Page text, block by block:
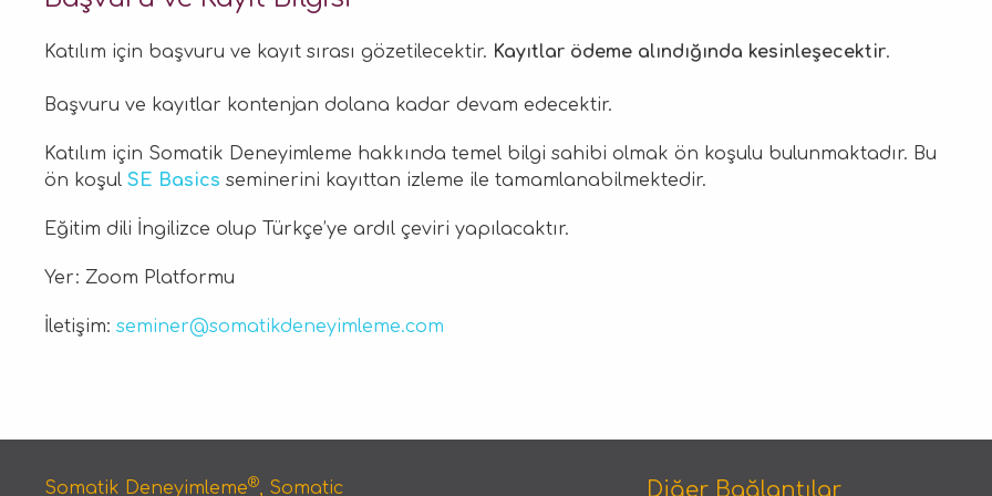
Katılım için başvuru ve kayıt sırası gözetilecektir. Kayıtlar ödeme alındığında kesinleşecektir.
Başvuru ve kayıtlar kontenjan dolana kadar devam edecektir.
Katılım için Somatik Deneyimleme hakkında temel bilgi sahibi olmak ön koşulu bulunmaktadır. Bu
ön koşul SE Basics seminerini kayıttan izleme ile tamamlanabilmektedir.
Eğitim dili İngilizce olup Türkçe’ye ardıl çeviri yapılacaktır.
Yer: Zoom Platformu
İletişim: seminer@somatikdeneyimleme.com
Diğer Bağlantılar
Somatik Deneyimleme®, Somatic